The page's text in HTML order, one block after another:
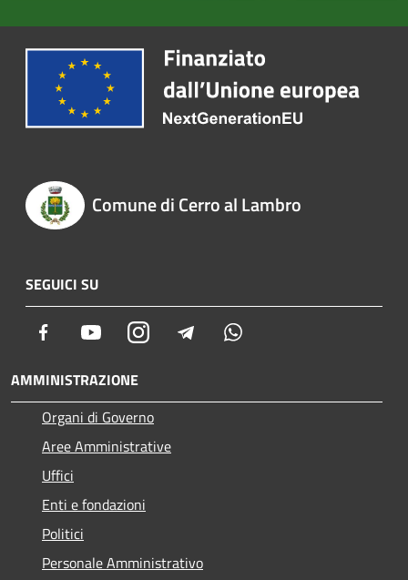
Comune di Cerro al Lambro
SEGUICI SU
Facebook YoutubeInstagram Telegram
AMMINISTRAZIONE
Organi di Governo
Aree Amministrative
Uffici
Enti e fondazioni
Politici
Personale Amministrativo